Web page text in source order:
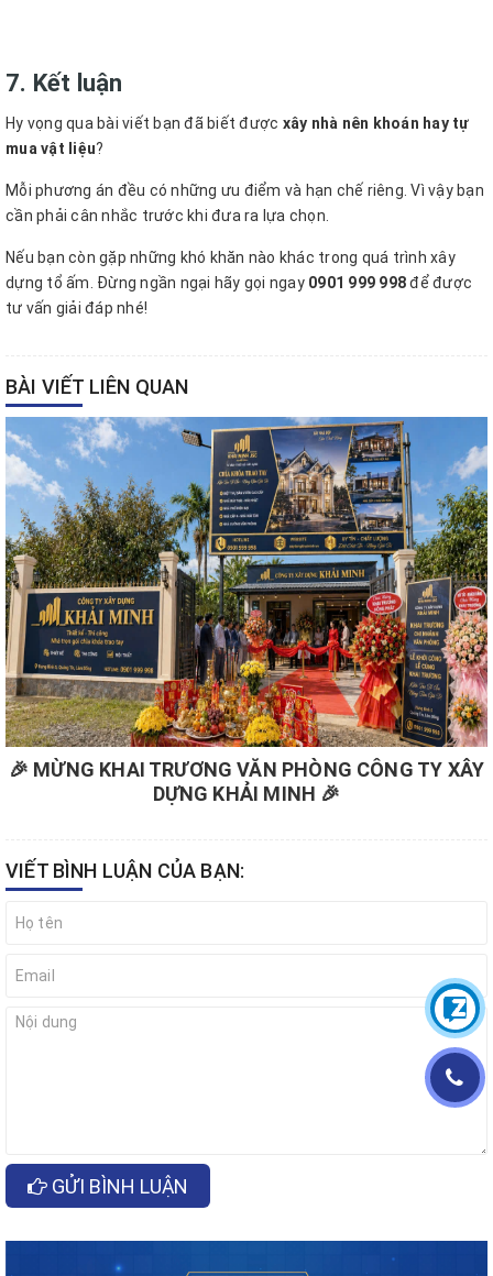
7. Kết luận
Hy vọng qua bài viết bạn đã biết được xây nhà nên khoán hay tự
mua vật liệu?
Mỗi phương án đều có những ưu điểm và hạn chế riêng. Vì vậy bạn
cần phải cân nhắc trước khi đưa ra lựa chọn.
Nếu bạn còn gặp những khó khăn nào khác trong quá trình xây
dựng tổ ấm. Đừng ngần ngại hãy gọi ngay 0901 999 998để được
tư vấn giải đáp nhé!
BÀI VIẾT LIÊN QUAN
🎉 MỪNG KHAI TRƯƠNG VĂN PHÒNG CÔNG TY XÂY
DỰNG KHẢI MINH 🎉
VIẾT BÌNH LUẬN CỦA BẠN:
GỬI BÌNH LUẬN